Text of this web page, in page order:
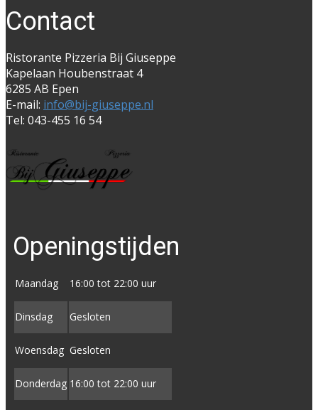
Co​ntact
Ristorante Pizzeria Bij Giuseppe
Kapelaan Houbenstraat 4
6285 AB Epen
E-mail: info@bij-giuseppe.nl
Tel: 043-455 16 54
Openingstijden
Maandag 16:00 tot 22:00 uur
Dinsdag Gesloten
Woensdag Gesloten
Donderdag 16:00 tot ​22:00 uur